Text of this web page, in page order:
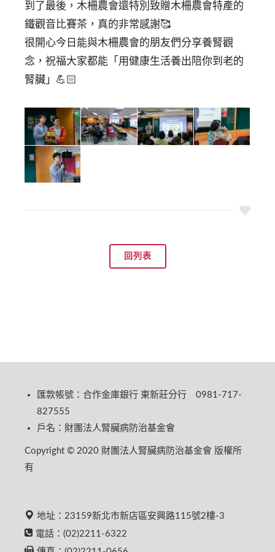
到了最後，木柵農會還特別致贈木柵農會特產的
鐵觀音比賽茶⁣，真的非常感謝🥰⁣
很開心今日能與木柵農會的朋友們分享養腎觀
念，祝福大家都能「用健康生活養出陪你到老的
腎臟」💪🏻⁣
回列表
匯款帳號：合作金庫銀行 東新莊分行 0981-717-
827555
戶名：財團法人腎臟病防治基金會
Copyright © 2020 財團法人腎臟病防治基金會 版權所
有
地址：23159新北市新店區安興路115號2樓-3
電話：(02)2211-6322